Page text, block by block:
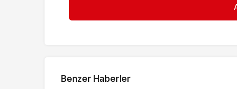
Benzer Haberler